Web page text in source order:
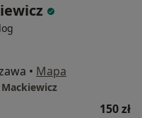
• Mapa
150 zł